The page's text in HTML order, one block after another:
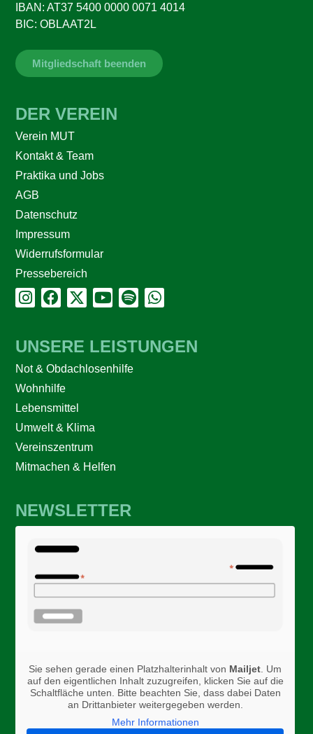
IBAN: AT37 5400 0000 0071 4014
BIC: OBLAAT2L
Mitgliedschaft beenden
DER VEREIN
Verein MUT
Kontakt & Team
Praktika und Jobs
AGB
Datenschutz
Impressum
Widerrufsformular
Pressebereich
UNSERE LEISTUNGEN
Not & Obdachlosenhilfe
Wohnhilfe
Lebensmittel
Umwelt & Klima
Vereinszentrum
Mitmachen & Helfen
NEWSLETTER
Sie sehen gerade einen Platzhalterinhalt von Mailjet . Um
auf den eigentlichen Inhalt zuzugreifen, klicken Sie auf die
Schaltfläche unten. Bitte beachten Sie, dass dabei Daten
an Drittanbieter weitergegeben werden.
Mehr Informationen